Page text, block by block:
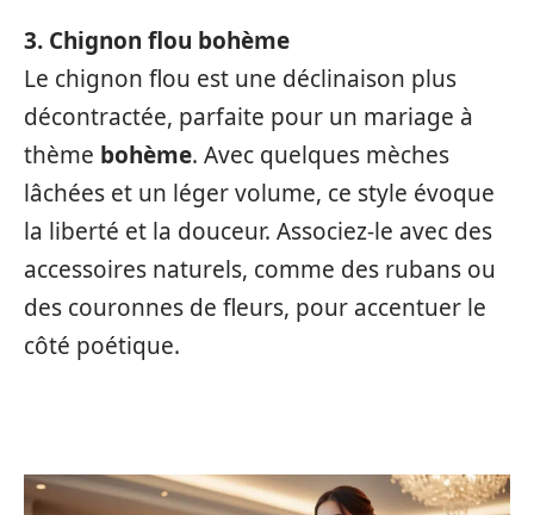
3. Chignon flou bohème
Le chignon flou est une déclinaison plus
décontractée, parfaite pour un mariage à
thème bohème. Avec quelques mèches
lâchées et un léger volume, ce style évoque
la liberté et la douceur. Associez-le avec des
accessoires naturels, comme des rubans ou
des couronnes de fleurs, pour accentuer le
côté poétique.